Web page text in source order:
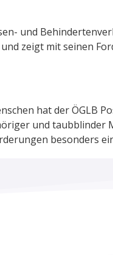
und
zeigt mit seinen
hat der ÖGLB
und taubblinder
besonders